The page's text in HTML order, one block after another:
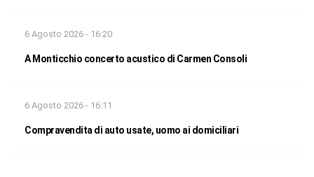
6 Agosto 2026 - 16:20
A Monticchio concerto acustico di Carmen Consoli
6 Agosto 2026 - 16:11
Compravendita di auto usate, uomo ai domiciliari